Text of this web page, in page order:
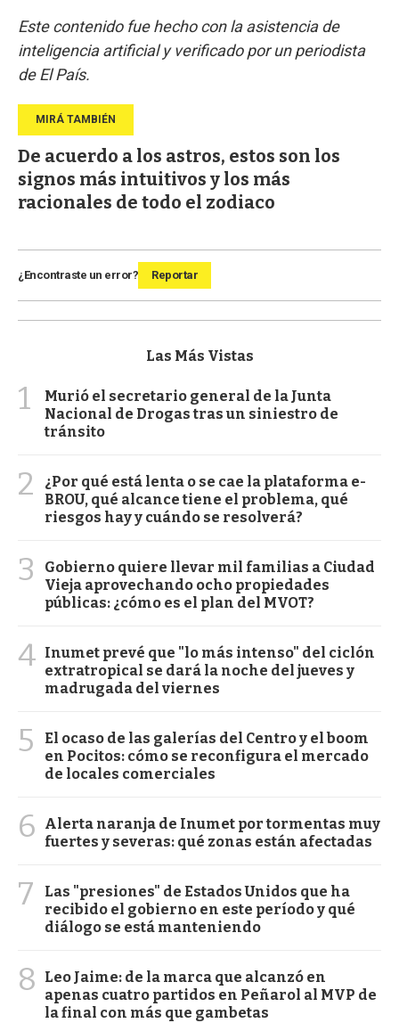
Este contenido fue hecho con la asistencia de
inteligencia artificial y verificado por un periodista
de El País.
De acuerdo a los astros, estos son los
signos más intuitivos y los más
racionales de todo el zodiaco
¿Encontraste un error? Reportar
Las Más Vistas
1
Murió el secretario general de la Junta
Nacional de Drogas tras un siniestro de
tránsito
2
¿Por qué está lenta o se cae la plataforma e-
BROU, qué alcance tiene el problema, qué
riesgos hay y cuándo se resolverá?
3
Gobierno quiere llevar mil familias a Ciudad
Vieja aprovechando ocho propiedades
públicas: ¿cómo es el plan del MVOT?
4 Inumet prevé que "lo más intenso" del ciclón
extratropical se dará la noche del jueves y
madrugada del viernes
5
El ocaso de las galerías del Centro y el boom
en Pocitos: cómo se reconfigura el mercado
de locales comerciales
6
Alerta naranja de Inumet por tormentas muy
fuertes y severas: qué zonas están afectadas
7
Las "presiones" de Estados Unidos que ha
recibido el gobierno en este período y qué
diálogo se está manteniendo
8
Leo Jaime: de la marca que alcanzó en
apenas cuatro partidos en Peñarol al MVP de
la final con más que gambetas